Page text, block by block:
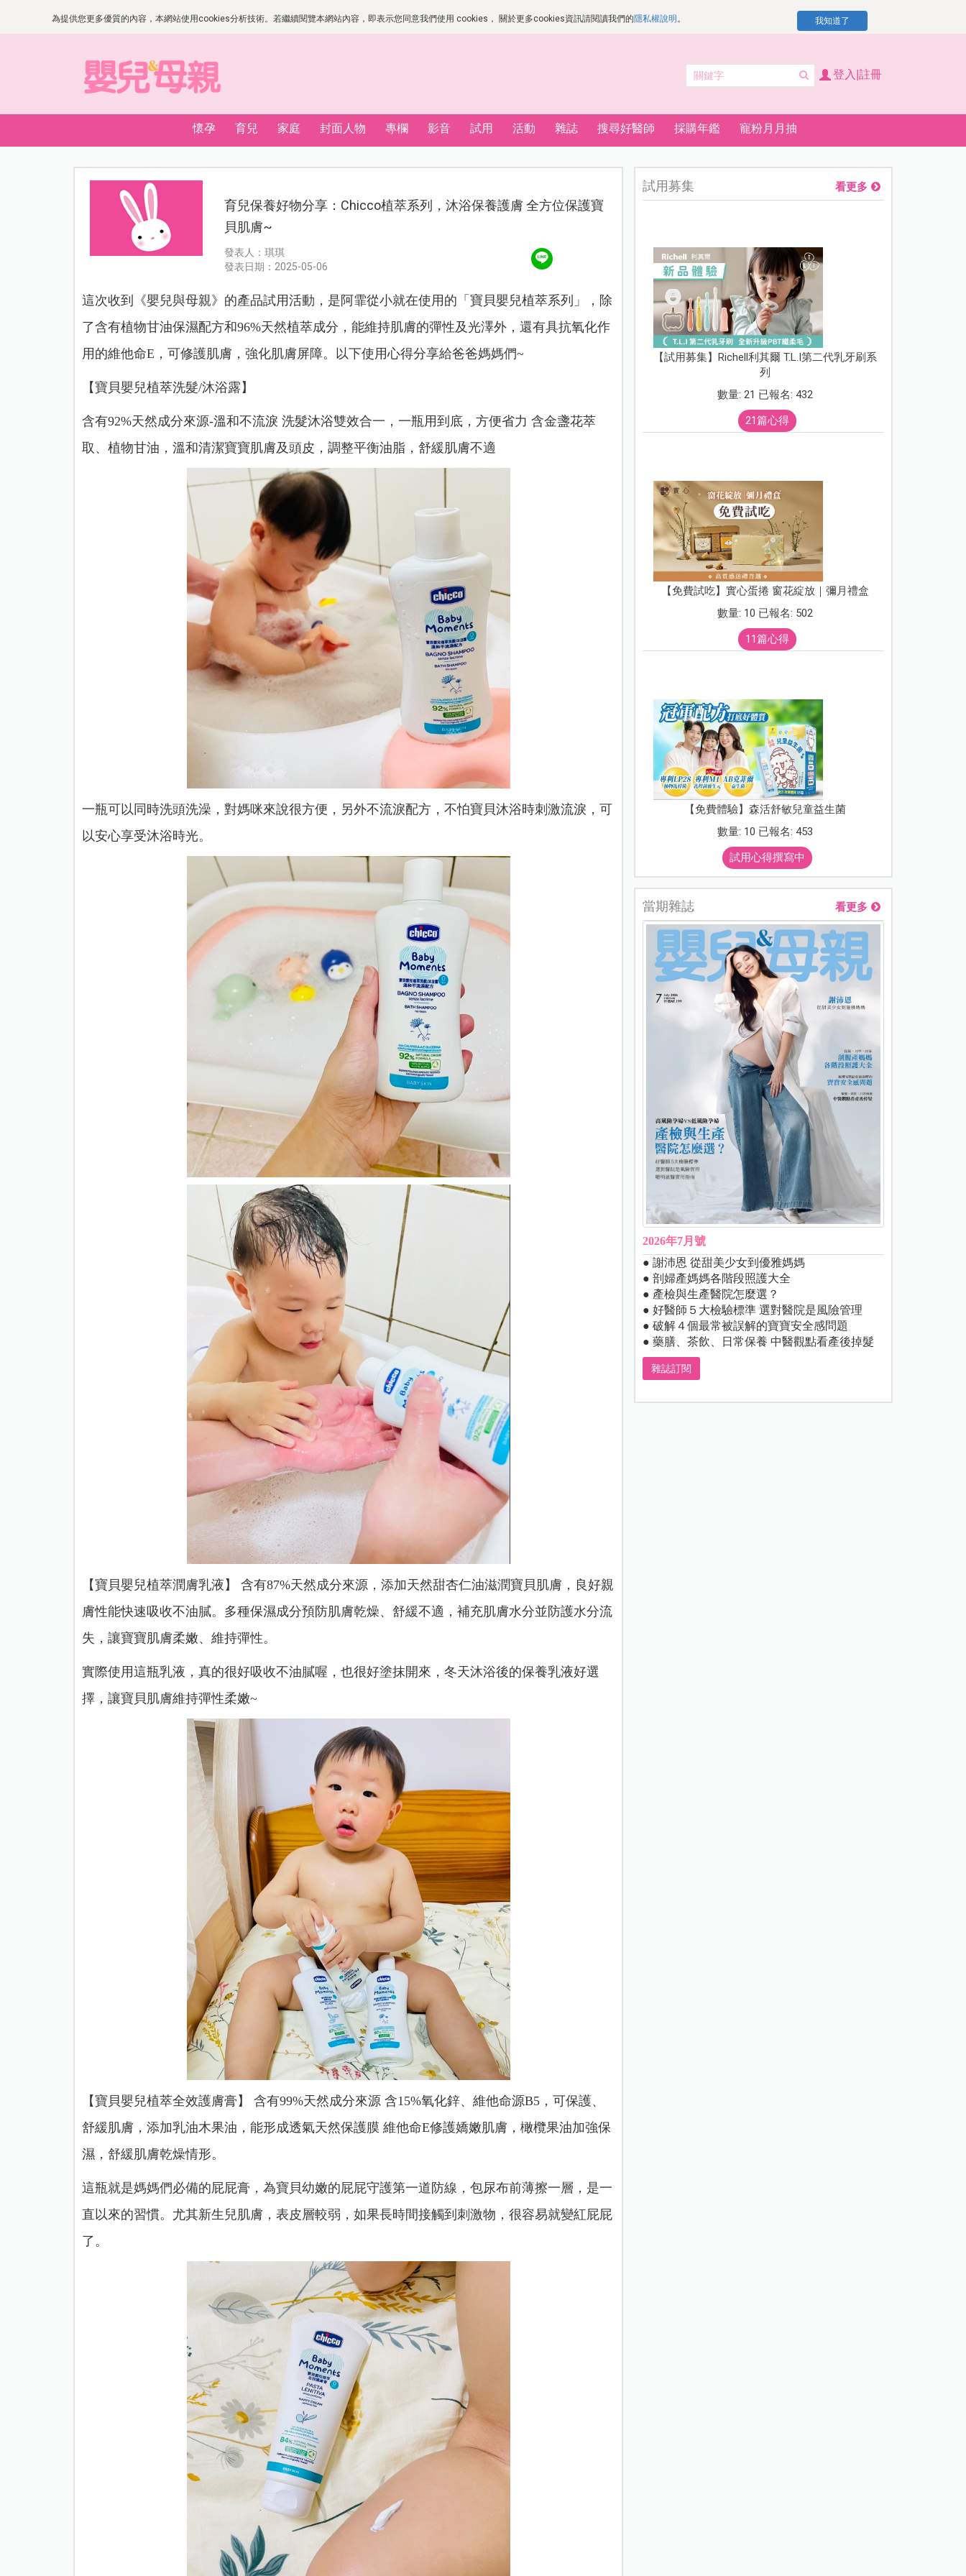
為提供您更多優質的內容，本網站使用cookies分析技術。若繼續閱覽本網站內容，即表示您同意我們使用 cookies， 關於更多cookies資訊請閱讀我們的隱私權說明 。 我知道了
登入|註冊
懷孕 育兒 家庭 封面人物 專欄 影音 試用 活動 雜誌 搜尋好醫師 採購年鑑 寵粉月月抽
育兒保養好物分享：Chicco植萃系列，沐浴保養護膚 全方位保護寶
貝肌膚~
發表人：琪琪
發表日期：2025-05-06
這次收到《嬰兒與母親》的產品試用活動，是阿霏從小就在使用的「寶貝嬰兒植萃系列」，除
了含有植物甘油保濕配方和96%天然植萃成分，能維持肌膚的彈性及光澤外，還有具抗氧化作
用的維他命E，可修護肌膚，強化肌膚屏障。以下使用心得分享給爸爸媽媽們~
【寶貝嬰兒植萃洗髮/沐浴露】
含有92%天然成分來源-溫和不流淚 洗髮沐浴雙效合一，一瓶用到底，方便省力 含金盞花萃
取、植物甘油，溫和清潔寶寶肌膚及頭皮，調整平衡油脂，舒緩肌膚不適
一瓶可以同時洗頭洗澡，對媽咪來說很方便，另外不流淚配方，不怕寶貝沐浴時刺激流淚，可
以安心享受沐浴時光。
【寶貝嬰兒植萃潤膚乳液】 含有87%天然成分來源，添加天然甜杏仁油滋潤寶貝肌膚，良好親
膚性能快速吸收不油膩。 多種保濕成分預防肌膚乾燥、舒緩不適，補充肌膚水分並防護水分流
失，讓寶寶肌膚柔嫩、維持彈性。
實際使用這瓶乳液，真的很好吸收不油膩喔，也很好塗抹開來，冬天沐浴後的保養乳液好選
擇，讓寶貝肌膚維持彈性柔嫩~
【寶貝嬰兒植萃全效護膚膏】 含有99%天然成分來源 含15%氧化鋅、維他命源B5，可保護、
舒緩肌膚，添加乳油木果油，能形成透氣天然保護膜 維他命E修護嬌嫩肌膚，橄欖果油加強保
濕，舒緩肌膚乾燥情形。
這瓶就是媽媽們必備的屁屁膏，為寶貝幼嫩的屁屁守護第一道防線，包尿布前薄擦一層，是一
直以來的習慣。尤其新生兒肌膚，表皮層較弱，如果長時間接觸到刺激物，很容易就變紅屁屁
了。
試用募集 看更多
【試用募集】Richell利其爾 T.L.I第二代乳牙刷系
列
數量: 21 已報名: 432
21篇心得
【免費試吃】實心蛋捲 窗花綻放｜彌月禮盒
數量: 10 已報名: 502
11篇心得
【免費體驗】森活舒敏兒童益生菌
數量: 10 已報名: 453
試用心得撰寫中
當期雜誌 看更多
2026年7月號
● 謝沛恩 從甜美少女到優雅媽媽
● 剖婦產媽媽各階段照護大全
● 產檢與生產醫院怎麼選？
● 好醫師５大檢驗標準 選對醫院是風險管理
● 破解４個最常被誤解的寶寶安全感問題
● 藥膳、茶飲、日常保養 中醫觀點看產後掉髮
雜誌訂閱